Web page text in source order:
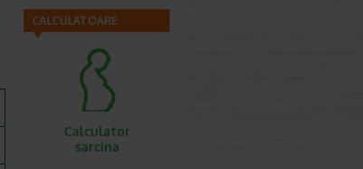
CALCULATOARE
Calculator
sarcina